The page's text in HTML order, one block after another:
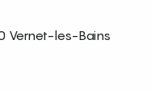
Vernet-les-Bains